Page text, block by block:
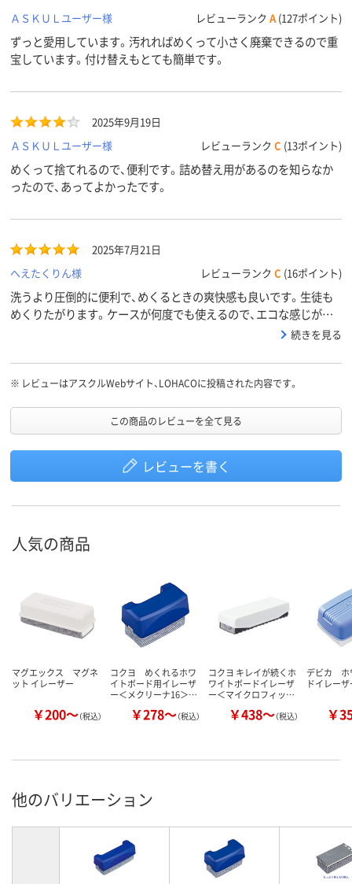
ＡＳＫＵＬユーザー様
レビューランク A (127ポイント)
ずっと愛用しています。汚れればめくって小さく廃棄できるので重
宝しています。付け替えもとても簡単です。
2025年9月19日
ＡＳＫＵＬユーザー様
レビューランク C (13ポイント)
めくって捨てれるので、便利です。詰め替え用があるのを知らなか
ったので、あってよかったです。
2025年7月21日
へえたくりん様
レビューランク C (16ポイント)
洗うより圧倒的に便利で、めくるときの爽快感も良いです。生徒も
めくりたがります。ケースが何度でも使えるので、エコな感じがし
続きを見る
※ レビューはアスクルWebサイト、LOHACOに投稿された内容です。
この商品のレビューを全て見る
レビューを書く
人気の商品
マグエックス マグネ
ット イレーザー
￥200～（税込）
コクヨ めくれるホワ
イトボード用イレーザ
ー＜メクリーナ16＞…
￥278～（税込）
コクヨ キレイが続くホ
ワイトボードイレーザ
ー＜マイクロフィッ…
￥438～（税込）
デビカ ホ
ドイレーザ
￥
他のバリエーション